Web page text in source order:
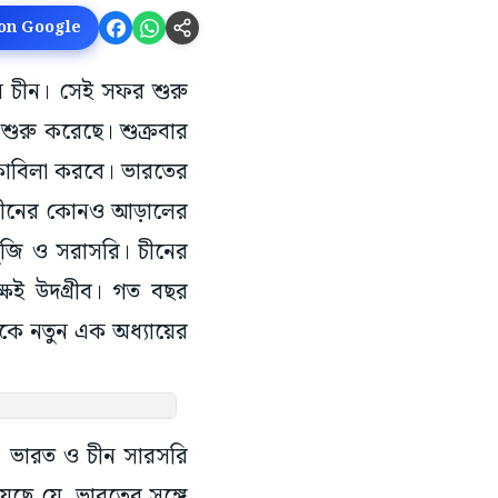
Google
চীন। সেই সফর শুরু
শুরু করেছে। শুক্রবার
করবে। ভারতের
কোনও আড়ালের
ও সরাসরি। চীনের
উদগ্রীব। গত বছর
নতুন এক অধ্যায়ের
ভারত ও চীন সারসরি